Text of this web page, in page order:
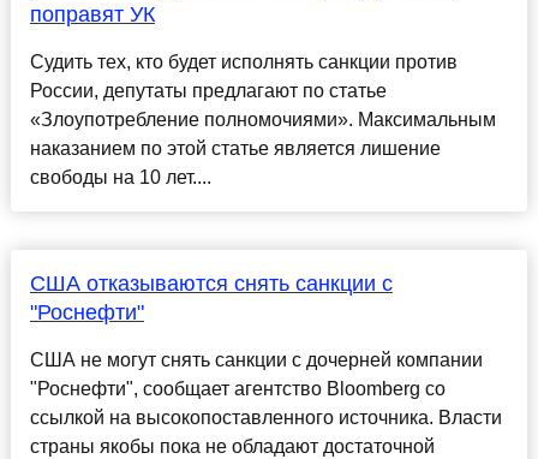
поправят УК
Судить тех, кто будет исполнять санкции против
России, депутаты предлагают по статье
«Злоупотребление полномочиями». Максимальным
наказанием по этой статье является лишение
свободы на 10 лет....
США отказываются снять санкции с
"Роснефти"
США не могут снять санкции с дочерней компании
"Роснефти", сообщает агентство Bloomberg со
ссылкой на высокопоставленного источника. Власти
страны якобы пока не обладают достаточной